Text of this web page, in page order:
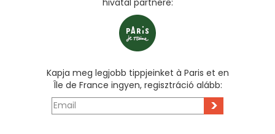
Kapja meg legjobb tippjeinket à Paris et en
Île de France ingyen, regisztráció alább:
>